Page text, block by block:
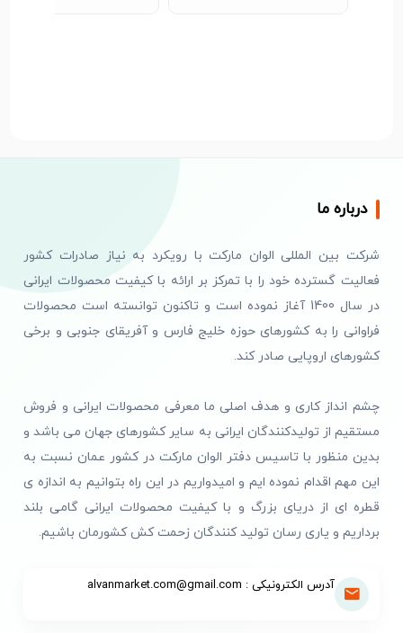
درباره ما
شرکت بین المللی الوان مارکت با رویکرد به نیاز صادرات کشور
فعالیت گسترده خود را با تمرکز بر ارائه با کیفیت محصولات ایرانی
در سال 1400 آغاز نموده است و تاکنون توانسته است محصولات
فراوانی را به کشورهای حوزه خلیج فارس و آفریقای جنوبی و برخی
کشورهای اروپایی صادر کند.
چشم انداز کاری و هدف اصلی ما معرفی محصولات ایرانی و فروش
مستقیم از تولیدکنندگان ایرانی به سایر کشورهای جهان می باشد و
بدین منظور با تاسیس دفتر الوان مارکت در کشور عمان نسبت به
این مهم اقدام نموده ایم و امیدواریم در این راه بتوانیم به اندازه ی
قطره ای از دریای بزرگ و با کیفیت محصولات ایرانی گامی بلند
برداریم و یاری رسان تولید کنندگان زحمت کش کشورمان باشیم.
آدرس الکترونیکی : alvanmarket.com@gmail.com